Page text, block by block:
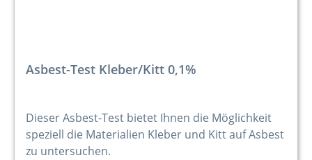
Asbest-Test Kleber/Kitt 0,1%
Dieser Asbest-Test bietet Ihnen die Möglichkeit
speziell die Materialien Kleber und Kitt auf Asbest
zu untersuchen.